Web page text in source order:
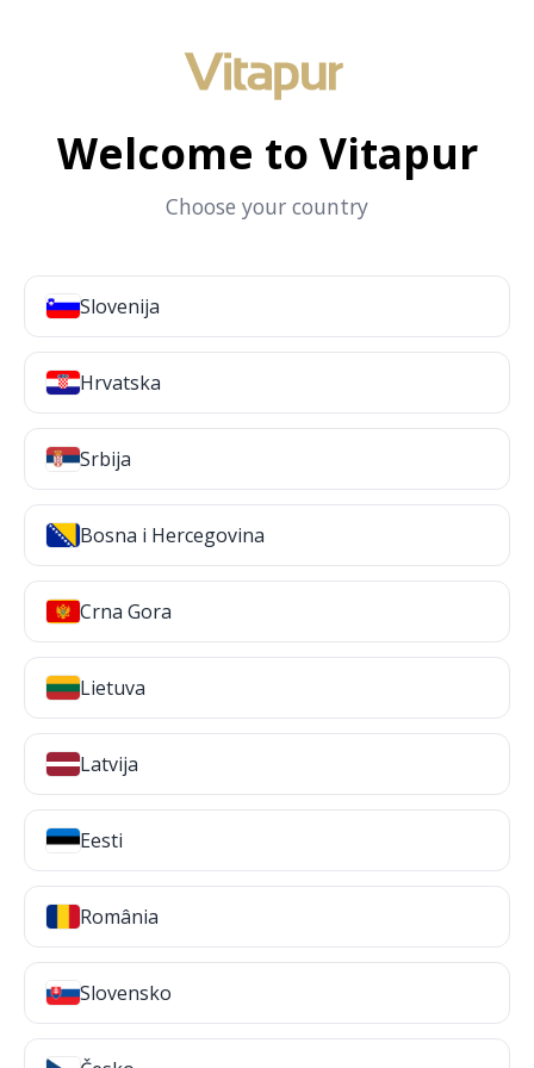
Welcome to Vitapur
Choose your country
Slovenija
Hrvatska
Srbija
Bosna i Hercegovina
Crna Gora
Lietuva
Latvija
Eesti
România
Slovensko